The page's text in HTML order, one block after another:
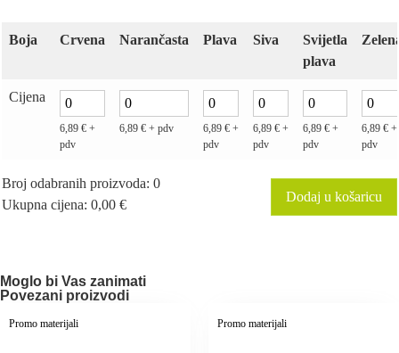
Boja Crvena Narančasta Plava Siva
Svijetla
plava
Cijena
6,89 € +
pdv
6,89 € + pdv 6,89 € +
pdv
6,89 € +
pdv
6,89 € +
pdv
6,89 € +
pdv
Broj odabranih proizvoda: 0
Ukupna cijena: 0,00 €
Dodaj u košaricu
Moglo bi Vas zanimati
Povezani proizvodi
Promo materijali Promo materijali